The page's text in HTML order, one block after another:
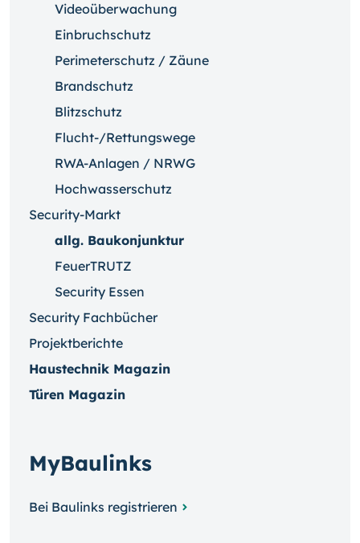
Videoüberwachung
Einbruchschutz
Perimeterschutz / Zäune
Brandschutz
Blitzschutz
Flucht-/Rettungswege
RWA-Anlagen / NRWG
Hochwasserschutz
Security-Markt
allg. Baukonjunktur
FeuerTRUTZ
Security Essen
Security Fachbücher
Projektberichte
Haustechnik Magazin
Türen Magazin
MyBaulinks
Bei Baulinks registrieren